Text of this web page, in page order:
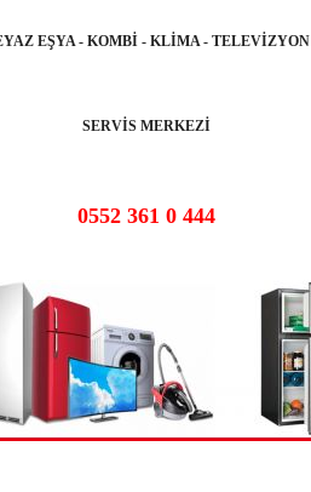
EŞYA - KOMBİ - KLİMA - TELEVİZYON
SERVİS MERKEZİ
0552 361 0 444